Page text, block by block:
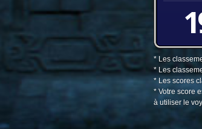
* Les
* Les
* Les scores
* Votre score
à utiliser le